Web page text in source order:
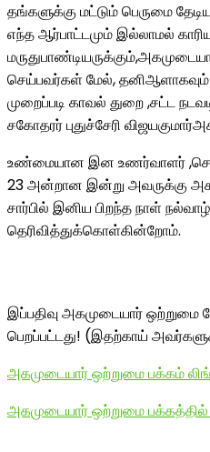
தங்களுக்கு மட்டும் பெருமை
எந்த ஆர்பாட்டமும் இல்லாமல்
செய்பவர்கள் மேல்,
முறைப்படி காவல் துறை ,சட்ட
சகோதரர் புதுச்சேரி
உண்மையான இன உணர்வாளர்
23 அன்றான இன்று அவருக்கு
சார்பில் இனிய பிறந்த நாள்
தெரிவித்துக்கொள்கின்றோம்.
இப்பதிவு அகமுடையார் ஒற்றுமை
பெறப்பட்டது! (இதற்காய்
அகமுடையார் ஒற்றுமை பக்கம்
அகமுடையார் ஒற்றுமை பக்கத்தில்